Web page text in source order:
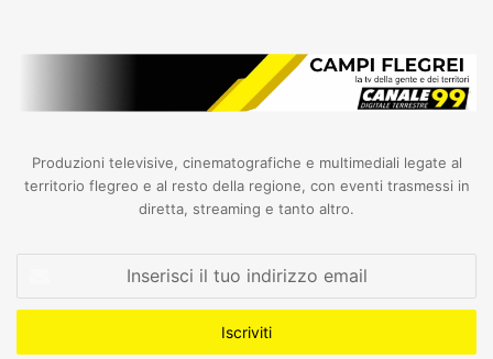
Produzioni televisive, cinematografiche e multimediali legate al
territorio flegreo e al resto della regione, con eventi trasmessi in
diretta, streaming e tanto altro.
tuo